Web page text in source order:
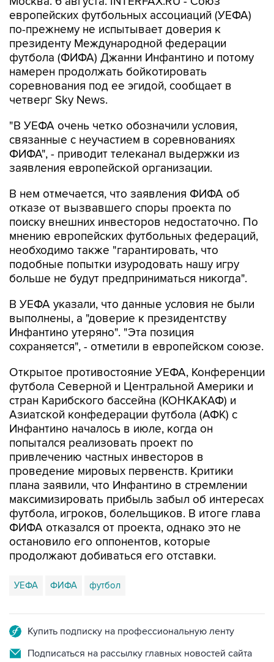
европейских футбольных ассоциаций (УЕФА)
по-прежнему не испытывает доверия к
президенту Международной федерации
футбола (ФИФА) Джанни Инфантино и потому
намерен продолжать бойкотировать
соревнования под ее эгидой, сообщает в
четверг Sky News.
"В УЕФА очень четко обозначили условия,
связанные с неучастием в соревнованиях
ФИФА", - приводит телеканал выдержки из
заявления европейской организации.
В нем отмечается, что заявления ФИФА об
отказе от вызвавшего споры проекта по
поиску внешних инвесторов недостаточно. По
мнению европейских футбольных федераций,
необходимо также "гарантировать, что
подобные попытки изуродовать нашу игру
больше не будут предприниматься никогда".
В УЕФА указали, что данные условия не были
выполнены, а "доверие к президентству
Инфантино утеряно". "Эта позиция
сохраняется", - отметили в европейском союзе.
Открытое противостояние УЕФА, Конференции
футбола Северной и Центральной Америки и
стран Карибского бассейна (КОНКАКАФ) и
Азиатской конфедерации футбола (АФК) с
Инфантино началось в июле, когда он
попытался реализовать проект по
привлечению частных инвесторов в
проведение мировых первенств. Критики
плана заявили, что Инфантино в стремлении
максимизировать прибыль забыл об интересах
футбола, игроков, болельщиков. В итоге глава
ФИФА отказался от проекта, однако это не
остановило его оппонентов, которые
продолжают добиваться его отставки.
УЕФА ФИФА футбол
Купить подписку на профессиональную ленту
Подписаться на рассылку главных новостей сайта